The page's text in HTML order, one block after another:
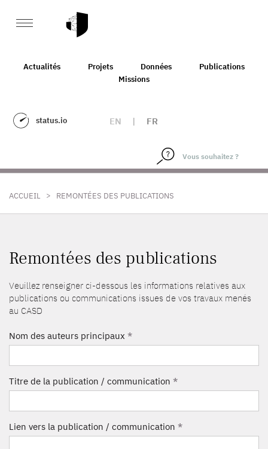
Actualités Projets Données
Publications
Missions
status.io EN | FR
ACCUEIL > REMONTÉES DES PUBLICATIONS
Remontées des publications
Veuillez renseigner ci-dessous les informations relatives aux
publications ou communications issues de vos travaux menés
au CASD
Nom des auteurs principaux *
Titre de la publication / communication *
Lien vers la publication / communication *